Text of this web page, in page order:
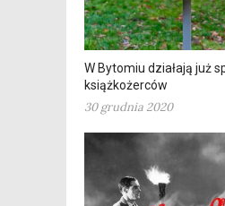
W Bytomiu działają już
książkożerców
30 grudnia 2020